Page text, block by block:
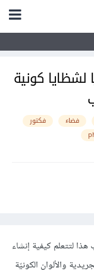
كونية
فضاء
فكتور
لتتعلم كيفية إنشاء
والألوان الكونيّة